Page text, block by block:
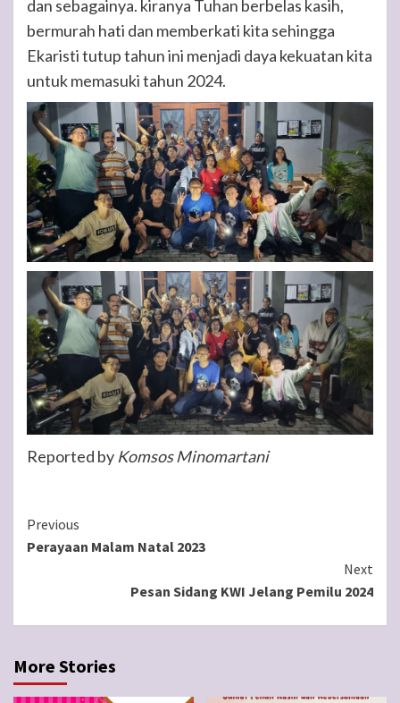
dan sebagainya. kiranya Tuhan berbelas kasih,
bermurah hati dan memberkati kita sehingga
Ekaristi tutup tahun ini menjadi daya kekuatan kita
untuk memasuki tahun 2024.
Reported by Komsos Minomartani
Continue
Reading
Previous
Perayaan Malam Natal 2023
Next
Pesan Sidang KWI Jelang Pemilu 2024
More Stories